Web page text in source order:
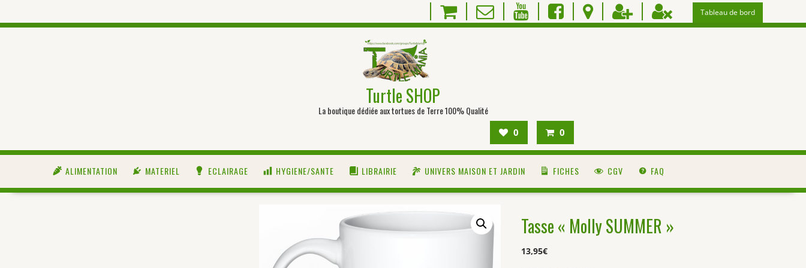
Tableau de bord
Turtle SHOP
La boutique dédiée aux tortues de Terre 100% Qualité
0 0
ALIMENTATION MATERIEL ECLAIRAGE HYGIENE/SANTE LIBRAIRIE UNIVERS MAISON ET JARDIN FICHES CGV FAQ
Tasse « Molly SUMMER »
13,95€